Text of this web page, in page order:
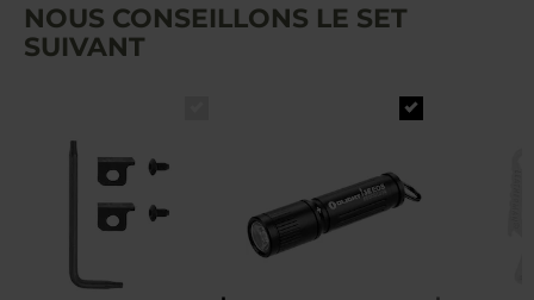
NOUS CONSEILLONS LE SET
SUIVANT